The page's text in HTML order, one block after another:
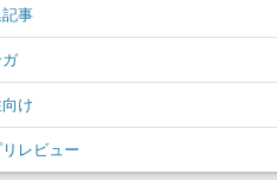
事
け
レビュー